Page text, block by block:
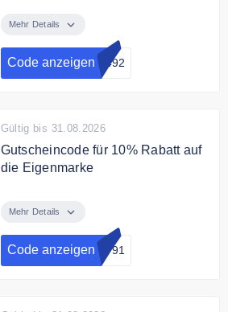
Bestellung. Die Lieferung erfolgt
Mehr Details
Code anzeigen 2492
Gültig bis 31.08.2026
Gutscheincode für 10% Rabatt auf
die Eigenmarke
Rabatt auf die Eigenmarke.
Bedingungen
Nur einmalig einlösbar. Nicht
Mehr Details
Code anzeigen 3791